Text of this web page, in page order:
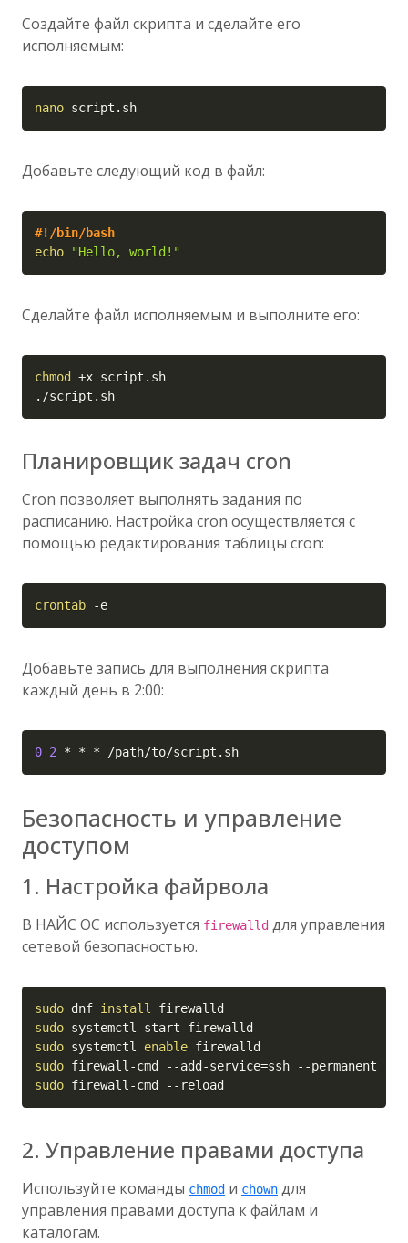
Создайте файл скрипта и сделайте его
исполняемым:
nano script.sh
Добавьте следующий код в файл:
#!/bin/bash
echo
"Hello, world!"
Сделайте файл исполняемым и выполните его:
chmod
+x script.sh
./script.sh
Планировщик задач cron
Cron позволяет выполнять задания по
расписанию. Настройка cron осуществляется с
помощью редактирования таблицы cron:
crontab -e
Добавьте запись для выполнения скрипта
каждый день в 2:00:
0 2 * * * /path/to/script.sh
Безопасность и управление
доступом
1. Настройка файрвола
В НАЙС ОС используется firewalld для управления
сетевой безопасностью.
sudo dnf install
sudo
sudo systemctl enable
sudo firewall-cmd --add-service=ssh
--permanent
sudo firewall-cmd --reload
2. Управление правами доступа
Используйте команды chmod и chown для
управления правами доступа к файлам и
каталогам.